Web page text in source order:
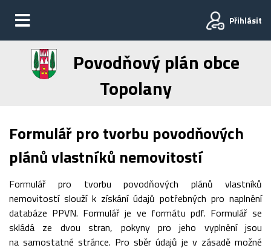
Přihlásit
Povodňový plán obce
Topolany
Formulář pro tvorbu povodňových
plánů vlastníků nemovitostí
Formulář pro tvorbu povodňových plánů vlastníků
nemovitostí slouží k získání údajů potřebných pro naplnění
databáze PPVN. Formulář je ve formátu pdf. Formulář se
skládá ze dvou stran, pokyny pro jeho vyplnění jsou
na samostatné stránce. Pro sběr údajů je v zásadě možné